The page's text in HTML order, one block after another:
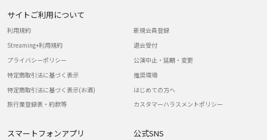
サイトご利用について
利用規約
Streaming+利用規約
プライバシーポリシー
特定商取引法に基づく表示
特定商取引法に基づく表示(お酒)
旅行業登録表・約款等
新規会員登録
退会受付
公演中止・延期・変更
推奨環境
はじめての方へ
カスタマーハラスメントポリシー
スマートフォンアプリ 公式SNS